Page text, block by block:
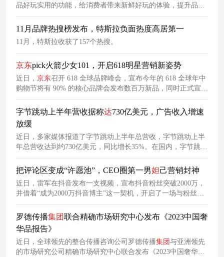
品好玩实用的功能，给消费者带来新鲜好玩的体验，提升品牌
活动关注度，丰富玩法培养用户黏性，助力双11。
11月品牌热搜榜发布，特斯拉负面热度高居第一
11月，特斯拉收获了157个热搜。
京东pick火箭少女101，开启618明星营销新姿势
近日， 京东召开 618 全球品牌峰会，宣布今年的 618 全球年中
购物节将有 90% 的核心品牌会发布数百万新品，同时正式宣布
火箭少女 101 为京东618 活力代言。
字节跳动上半年营收据称达730亿美元，广告收入增速
放缓
近日，多家媒体报道了字节跳动上半年总营收，字节跳动上半
年总营收达到约730亿美元，同比增长35%。在国内，字节跳动
的收入主要来自抖音、今日头条等中国应用的广告和电商业
务。这一增速较去年同期略有放缓，去年上半年收入增长逾
40%。主要原因是电商业务开始熄火。
把评论区变成“许愿池”，CEO圈第一男妲己营销封神
近日，雷军在抖音发布一支视频，宣布抖音粉丝突破2000万，
并借着“成为2000万抖音博主”这一契机，开启了一场与粉丝之
间的互动营销。
罗德传播集团联合精确市场研究中心发布《2023中国奢
华品报告》
近日，全球领先的整合传播咨询公司罗德传播集团 与亚洲领先
的市场研究公司精确市场研究中心联合发布《2023中国奢华品